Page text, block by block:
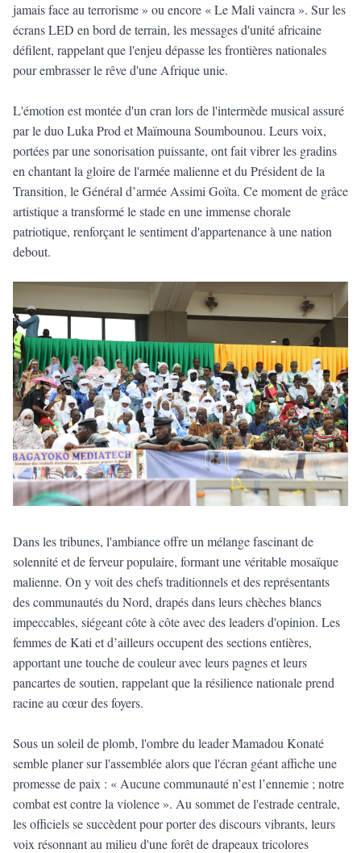
jamais face au terrorisme » ou encore « Le Mali vaincra ». Sur les
écrans LED en bord de terrain, les messages d'unité africaine
défilent, rappelant que l'enjeu dépasse les frontières nationales
pour embrasser le rêve d'une Afrique unie.
​L'émotion est montée d'un cran lors de l'intermède musical assuré
par le duo Luka Prod et Maïmouna Soumbounou. Leurs voix,
portées par une sonorisation puissante, ont fait vibrer les gradins
en chantant la gloire de l'armée malienne et du Président de la
Transition, le Général d’armée Assimi Goïta. Ce moment de grâce
artistique a transformé le stade en une immense chorale
patriotique, renforçant le sentiment d'appartenance à une nation
debout.
Dans les tribunes, l'ambiance offre un mélange fascinant de
solennité et de ferveur populaire, formant une véritable mosaïque
malienne. On y voit des chefs traditionnels et des représentants
des communautés du Nord, drapés dans leurs chèches blancs
impeccables, siégeant côte à côte avec des leaders d'opinion. Les
femmes de Kati et d’ailleurs occupent des sections entières,
apportant une touche de couleur avec leurs pagnes et leurs
pancartes de soutien, rappelant que la résilience nationale prend
racine au cœur des foyers.
Sous un soleil de plomb, l'ombre du leader Mamadou Konaté
semble planer sur l'assemblée alors que l'écran géant affiche une
promesse de paix : « Aucune communauté n’est l’ennemie ; notre
combat est contre la violence ». ​Au sommet de l'estrade centrale,
les officiels se succèdent pour porter des discours vibrants, leurs
voix résonnant au milieu d'une forêt de drapeaux tricolores